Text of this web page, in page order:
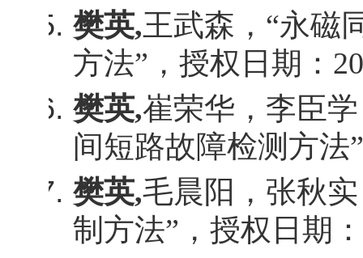
樊英,王武森，“永磁
方法”，授权日期：
樊英,崔荣华，李臣
间短路故障检测方法
樊英,毛晨阳，张秋
制方法”，授权日期：